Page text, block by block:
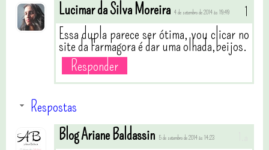
Lucimar da Silva Moreira 4 de setembro de 2014 às 19:49
Essa dupla parece ser ótima, vou clicar no
site da Farmagora é dar uma olhada,beijos.
Responder
Respostas
Blog Ariane Baldassin 5 de setembro de 2014 às 14:23